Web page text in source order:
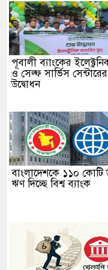
পূবালী ব্যাংকের
ও সেল্ফ সার্ভিস সেন্টারের
উদ্বোধন
বাংলাদেশকে ১১০ কোটি
ঋণ দিচ্ছে বিশ্ব ব্যাংক